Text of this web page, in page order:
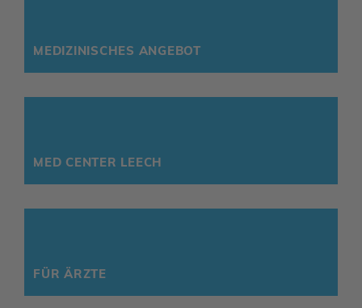
MEDI­ZI­NI­SCHES ANGEBOT
MED CENTER LEECH
FÜR ÄRZTE